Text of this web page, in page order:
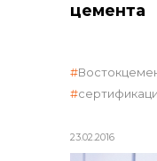
цемента
23.02.2016